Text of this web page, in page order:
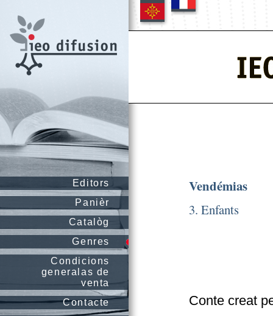
Editors
Panièr
Catalòg
Genres
Condicions
generalas de
venta
Contacte
Vendémias
3. Enfants
Conte creat